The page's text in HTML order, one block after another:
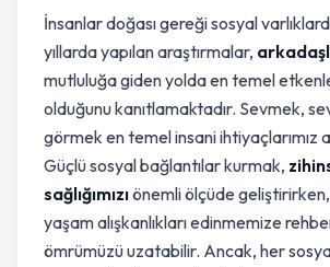
İnsanlar doğası gereği sosyal
yıllarda yapılan araştırmalar,
mutluluğa giden yolda en temel
olduğunu kanıtlamaktadır. Sevmek,
görmek en temel insani ihtiyaçlarımız
Güçlü sosyal bağlantılar kurmak,
sağlığımızıönemli ölçüde geliştirirken,
yaşam alışkanlıkları edinmemize
ömrümüzü uzatabilir. Ancak, her